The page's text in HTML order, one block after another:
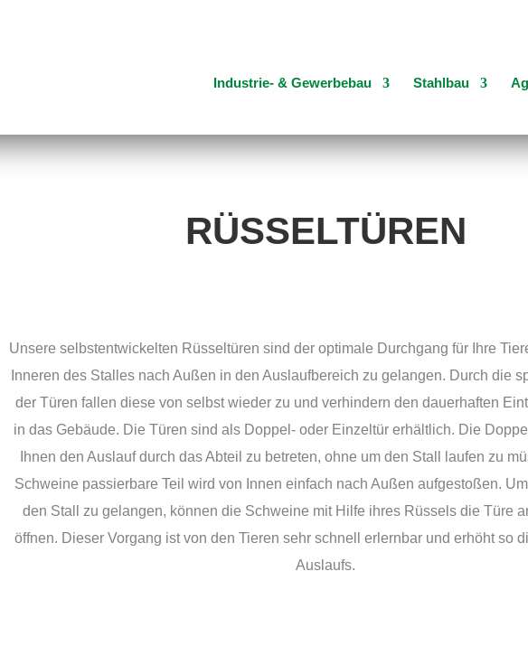
Industrie- & Gewerbebau Stahlbau
RÜSSELTÜREN
Unsere selbstentwickelten Rüsseltüren sind der optimale Durchgang für Ihre
Inneren des Stalles nach Außen in den Auslaufbereich zu gelangen. Durch die
der Türen fallen diese von selbst wieder zu und verhindern den dauerhaften
in das Gebäude. Die Türen sind als Doppel- oder Einzeltür erhältlich. Die
Ihnen den Auslauf durch das Abteil zu betreten, ohne um den Stall laufen zu
Schweine passierbare Teil wird von Innen einfach nach Außen aufgestoßen.
den Stall zu gelangen, können die Schweine mit Hilfe ihres Rüssels die Türe
öffnen. Dieser Vorgang ist von den Tieren sehr schnell erlernbar und erhöht so
Auslaufs.